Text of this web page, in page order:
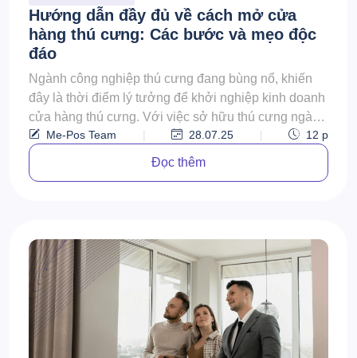
Hướng dẫn đầy đủ về cách mở cửa
hàng thú cưng: Các bước và mẹo độc
đáo
Ngành công nghiệp thú cưng đang bùng nổ, khiến
đây là thời điểm lý tưởng để khởi nghiệp kinh doanh
cửa hàng thú cưng. Với việc sở hữu thú cưng ngày
cà...Me-Pos Team | 28.07.25 | 12 p
Đọc thêm